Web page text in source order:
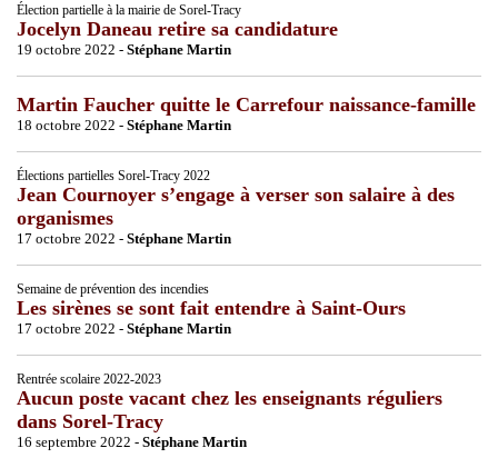
Élection partielle à la mairie de Sorel-Tracy
Jocelyn Daneau retire sa candidature
19 octobre 2022 - Stéphane Martin
Martin Faucher quitte le Carrefour naissance-famille
18 octobre 2022 - Stéphane Martin
Élections partielles Sorel-Tracy 2022
Jean Cournoyer s’engage à verser son salaire à des
organismes
17 octobre 2022 - Stéphane Martin
Semaine de prévention des incendies
Les sirènes se sont fait entendre à Saint-Ours
17 octobre 2022 - Stéphane Martin
Rentrée scolaire 2022-2023
Aucun poste vacant chez les enseignants réguliers
dans Sorel-Tracy
16 septembre 2022 - Stéphane Martin